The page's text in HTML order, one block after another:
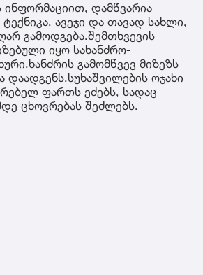
დამწვარია
ავეჯი და თავად სახლი,
გამოდგება.შემთხვევის
იყო სახანძრო-
გამომწვევ მიზეზს
დაადგენს.სუხაშვილების ოჯახი
ფართს ეძებს, სადაც
ცხოვრებას შეძლებს.